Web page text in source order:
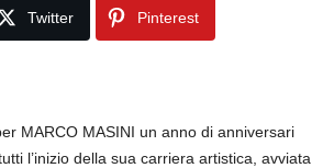
Twitter Pinterest
MARCO MASINI un anno di anniversari
l’inizio della sua carriera artistica, avviata